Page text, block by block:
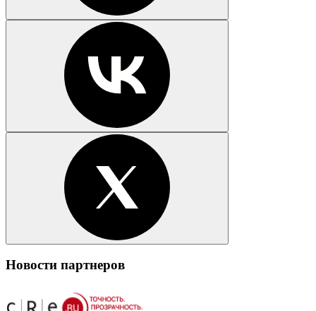
Новости партнеров